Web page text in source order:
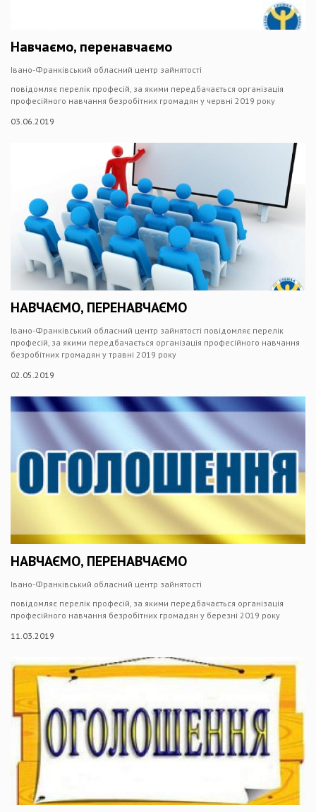
Навчаємо, перенавчаємо
Івано-Франківський обласний центр зайнятості
повідомляє перелік професій, за якими передбачається організація
професійного навчання безробітних громадян у червні 2019 року
03.06.2019
НАВЧАЄМО, ПЕРЕНАВЧАЄМО
Івано-Франківський обласний центр зайнятості повідомляє перелік
професій, за якими передбачається організація професійного навчання
безробітних громадян у травні 2019 року
02.05.2019
НАВЧАЄМО, ПЕРЕНАВЧАЄМО
Івано-Франківський обласний центр зайнятості
повідомляє перелік професій, за якими передбачається організація
професійного навчання безробітних громадян у березні 2019 року
11.03.2019